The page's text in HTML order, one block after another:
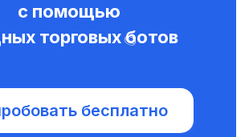
с помощью
торговых ботов
бесплатно